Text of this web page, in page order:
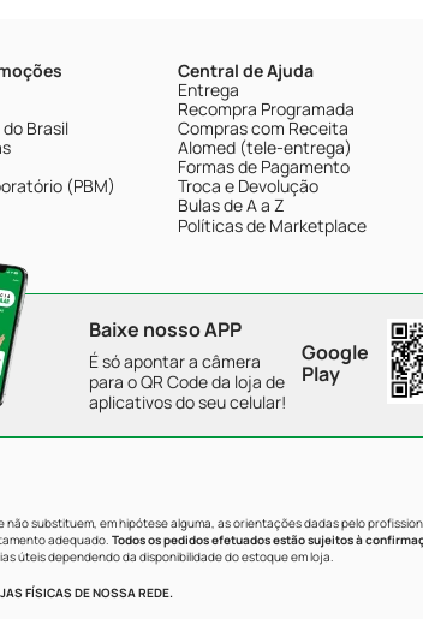
Brasil
(PBM)
Central de Ajuda
Entrega
Recompra Programada
Compras com Receita
Alomed (tele-entrega)
Formas de Pagamento
Troca e Devolução
Bulas de A a Z
Políticas de Marketplace
Baixe nosso APP
É só apontar a câmera
para o QR Code da loja de
aplicativos do seu celular!
Google
Play
substituem, em hipótese alguma, as orientações dadas pelo
adequado. Todos os pedidos efetuados estão sujeitos à
úteis dependendo da disponibilidade do estoque em loja.
FÍSICAS DE NOSSA REDE.